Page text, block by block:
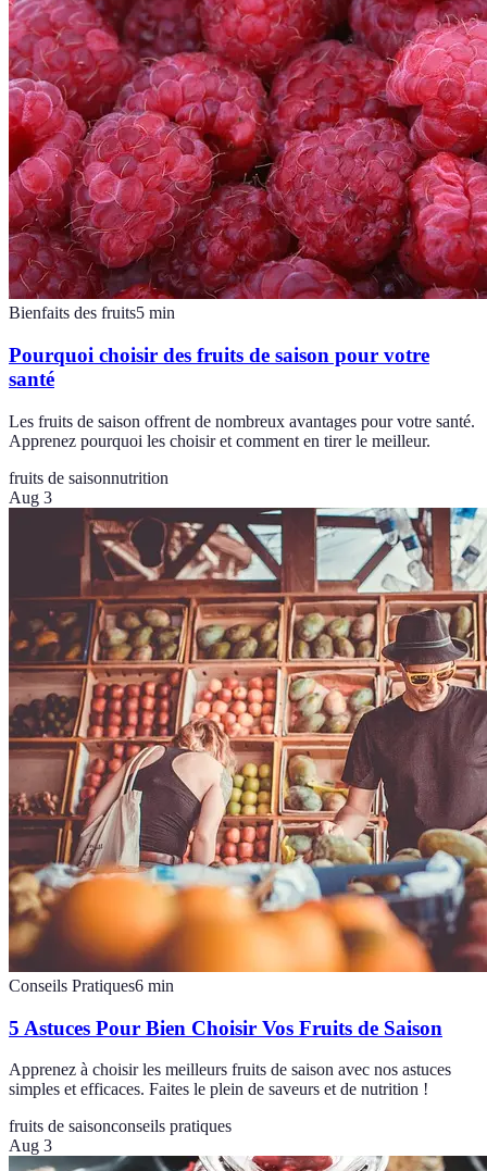
Bienfaits des fruits5 min
Pourquoi choisir des fruits de saison pour votre
santé
Les fruits de saison offrent de nombreux avantages pour votre santé.
Apprenez pourquoi les choisir et comment en tirer le meilleur.
fruits de saisonnutrition
Aug 3
Conseils Pratiques6 min
5 Astuces Pour Bien Choisir Vos Fruits de Saison
Apprenez à choisir les meilleurs fruits de saison avec nos astuces
simples et efficaces. Faites le plein de saveurs et de nutrition !
fruits de saisonconseils pratiques
Aug 3